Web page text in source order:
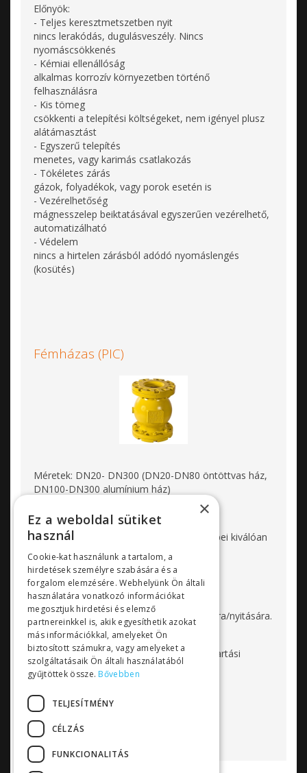
Előnyök:
- Teljes keresztmetszetben nyit
nincs lerakódás, dugulásveszély. Nincs
nyomáscsökkenés
- Kémiai ellenállóság
alkalmas korrozív környezetben történő
felhasználásra
- Kis tömeg
csökkenti a telepítési költségeket, nem igényel plusz
alátámasztást
- Egyszerű telepítés
menetes, vagy karimás csatlakozás
- Tökéletes zárás
gázok, folyadékok, vagy porok esetén is
- Vezérelhetőség
mágnesszelep beiktatásával egyszerűen vezérelhető,
automatizálható
- Védelem
nincs a hirtelen zárásból adódó nyomáslengés
(kosütés)
Fémházas (PIC)
Méretek: DN20- DN300 (DN20-DN80 öntöttvas ház,
DN100-DN300 alumínium ház)
Hőmérséklet: -5°C– 80°C
A Milton Roy Europe gyártó tömlős szelepei kiválóan
alkalmasak
- zagyos folyadékok,
- iszapok,
- porok,
- gázok vezetékeinek automatikus zárására/nyitására.
Gazdaságos megoldás, alacsony karbantartási
költség.
×
Ez a weboldal sütiket
használ
Cookie-kat használunk a tartalom, a
hirdetések személyre szabására és a
forgalom elemzésére. Webhelyünk Ön általi
használatára vonatkozó információkat
megosztjuk hirdetési és elemző
partnereinkkel is, akik egyesíthetik azokat
más információkkal, amelyeket Ön
biztosított számukra, vagy amelyeket a
szolgáltatásaik Ön általi használatából
gyűjtöttek össze. Bővebben
TELJESÍTMÉNY
CÉLZÁS
FUNKCIONALITÁS